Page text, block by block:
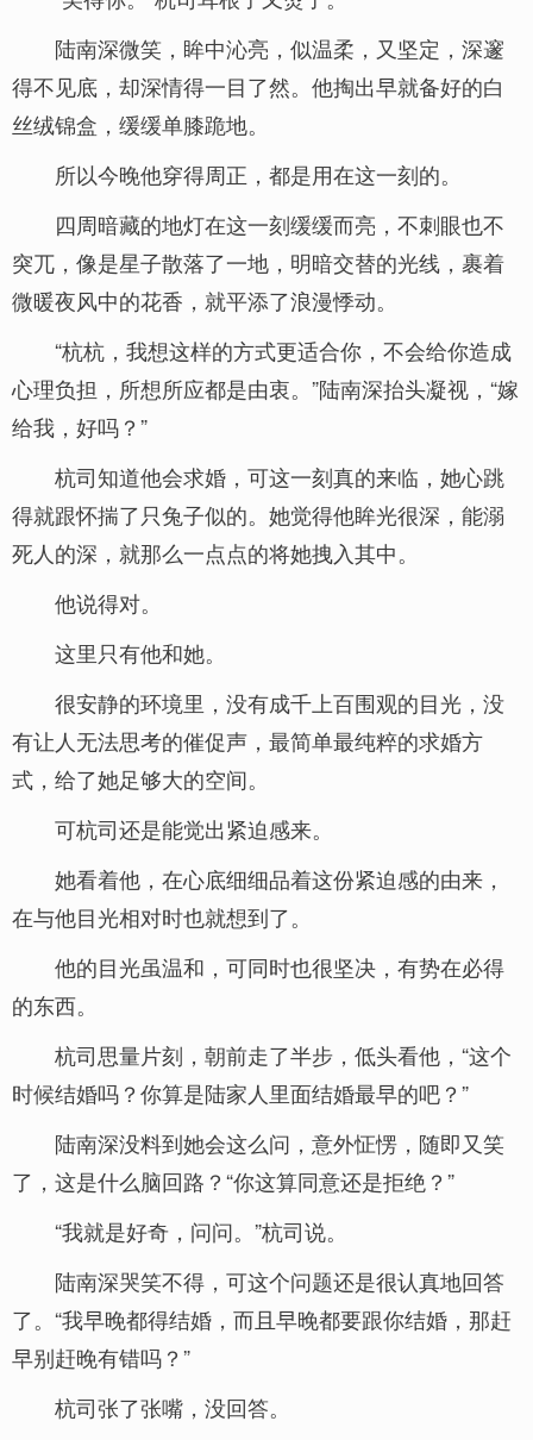
陆南深微笑，眸中沁亮，似温柔，又坚定，深邃
得不见底，却深情得一目了然。他掏出早就备好的白
丝绒锦盒，缓缓单膝跪地。
所以今晚他穿得周正，都是用在这一刻的。
四周暗藏的地灯在这一刻缓缓而亮，不刺眼也不
突兀，像是星子散落了一地，明暗交替的光线，裹着
微暖夜风中的花香，就平添了浪漫悸动。
“杭杭，我想这样的方式更适合你，不会给你造成
心理负担，所想所应都是由衷。”陆南深抬头凝视，“嫁
给我，好吗？”
杭司知道他会求婚，可这一刻真的来临，她心跳
得就跟怀揣了只兔子似的。她觉得他眸光很深，能溺
死人的深，就那么一点点的将她拽入其中。
他说得对。
这里只有他和她。
很安静的环境里，没有成千上百围观的目光，没
有让人无法思考的催促声，最简单最纯粹的求婚方
式，给了她足够大的空间。
可杭司还是能觉出紧迫感来。
她看着他，在心底细细品着这份紧迫感的由来，
在与他目光相对时也就想到了。
他的目光虽温和，可同时也很坚决，有势在必得
的东西。
杭司思量片刻，朝前走了半步，低头看他，“这个
时候结婚吗？你算是陆家人里面结婚最早的吧？”
陆南深没料到她会这么问，意外怔愣，随即又笑
了，这是什么脑回路？“你这算同意还是拒绝？”
“我就是好奇，问问。”杭司说。
陆南深哭笑不得，可这个问题还是很认真地回答
了。“我早晚都得结婚，而且早晚都要跟你结婚，那赶
早别赶晚有错吗？”
杭司张了张嘴，没回答。